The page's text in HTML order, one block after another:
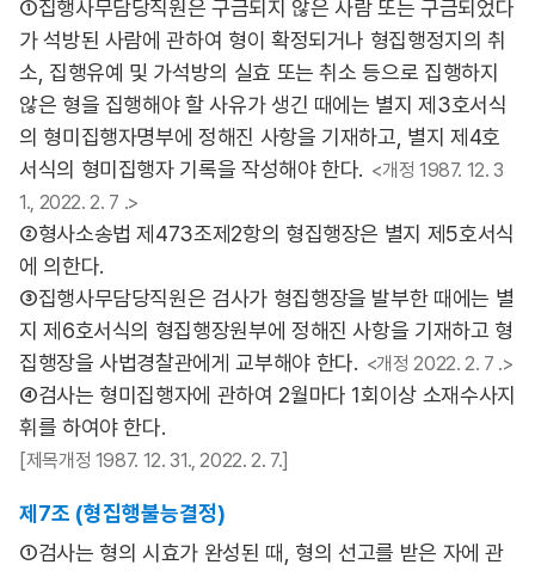
①집행사무담당직원은 구금되지 않은 사람 또는 구금되었다
가 석방된 사람에 관하여 형이 확정되거나 형집행정지의 취
소, 집행유예 및 가석방의 실효 또는 취소 등으로 집행하지
않은 형을 집행해야 할 사유가 생긴 때에는 별지 제3호서식
의 형미집행자명부에 정해진 사항을 기재하고, 별지 제4호
서식의 형미집행자 기록을 작성해야 한다. <개정 1987. 12. 3
1., 2022. 2. 7 .>
②형사소송법 제473조제2항의 형집행장은 별지 제5호서식
에 의한다.
③집행사무담당직원은 검사가 형집행장을 발부한 때에는 별
지 제6호서식의 형집행장원부에 정해진 사항을 기재하고 형
집행장을 사법경찰관에게 교부해야 한다. <개정 2022. 2. 7 .>
④검사는 형미집행자에 관하여 2월마다 1회이상 소재수사지
휘를 하여야 한다.
[제목개정 1987. 12. 31., 2022. 2. 7.]
제7조 (형집행불능결정)
①검사는 형의 시효가 완성된 때, 형의 선고를 받은 자에 관